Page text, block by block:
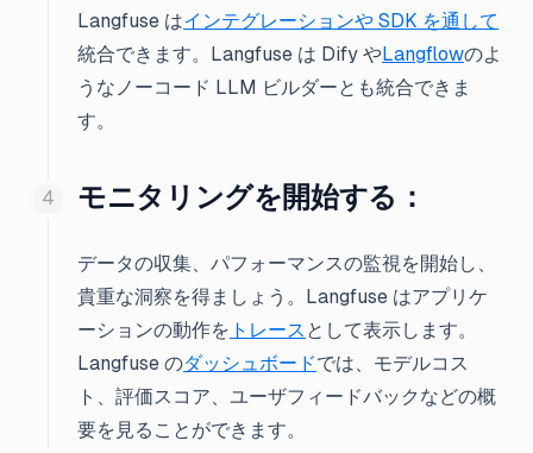
Langfuse はインテグレーションや SDK を通して
統合できます。Langfuse は Dify やLangflowのよ
うなノーコード LLM ビルダーとも統合できま
す。
モニタリングを開始する：
データの収集、パフォーマンスの監視を開始し、
貴重な洞察を得ましょう。Langfuse はアプリケ
ーションの動作を トレース として表示します。
Langfuse のダッシュボードでは、モデルコス
ト、評価スコア、ユーザフィードバックなどの概
要を見ることができます。